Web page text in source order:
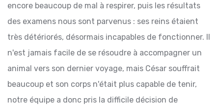
encore beaucoup de mal à respirer, puis les résultats
des examens nous sont parvenus : ses reins étaient
très détériorés, désormais incapables de fonctionner. Il
n'est jamais facile de se résoudre à accompagner un
animal vers son dernier voyage, mais César souffrait
beaucoup et son corps n'était plus capable de tenir,
notre équipe a donc pris la difficile décision de